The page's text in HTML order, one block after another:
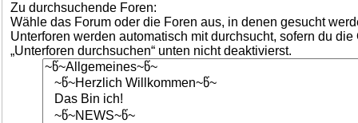
Zu durchsuchende Foren:
Wähle das Forum oder die Foren aus, in denen gesucht
Unterforen werden automatisch mit durchsucht, sofern du die
„Unterforen durchsuchen“ unten nicht deaktivierst.